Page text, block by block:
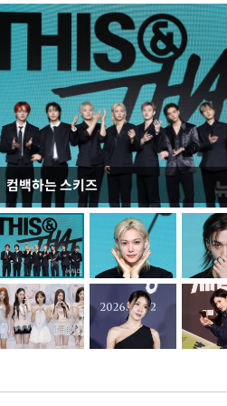
컴백하는 스키즈
지석천 뒤덮은 개구리밥